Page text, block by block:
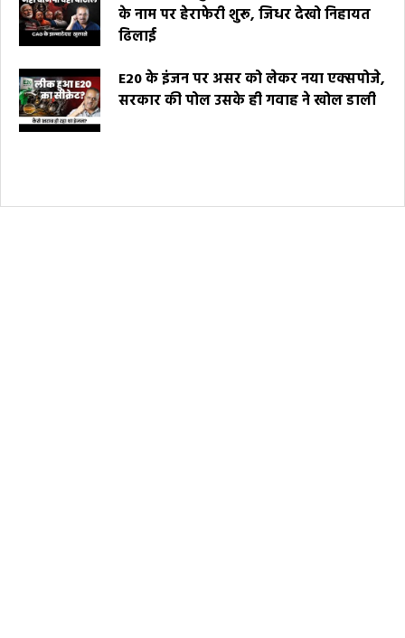
के नाम पर हेराफेरी शुरू, जिधर देखो निहायत
ढिलाई
E20 के इंजन पर असर को लेकर नया एक्सपोजे,
सरकार की पोल उसके ही गवाह ने खोल डाली